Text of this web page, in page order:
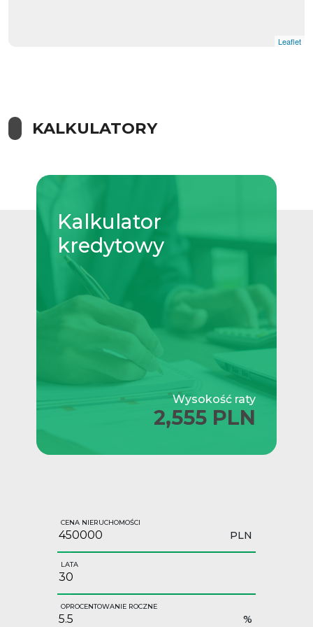
Leaflet
KALKULATORY
Kalkulator
kredytowy
Wysokość raty
2,555 PLN
CENA NIERUCHOMOŚCI
PLN
LATA
OPROCENTOWANIE ROCZNE
%